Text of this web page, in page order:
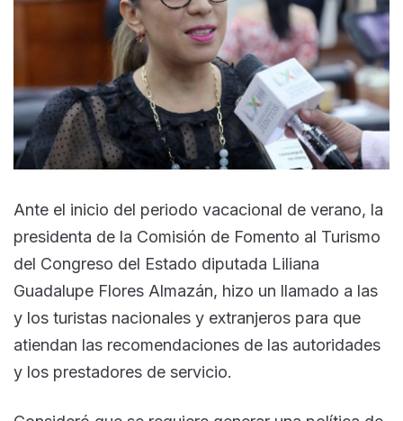
Ante el inicio del periodo vacacional de verano, la
presidenta de la Comisión de Fomento al Turismo
del Congreso del Estado diputada Liliana
Guadalupe Flores Almazán, hizo un llamado a las
y los turistas nacionales y extranjeros para que
atiendan las recomendaciones de las autoridades
y los prestadores de servicio.